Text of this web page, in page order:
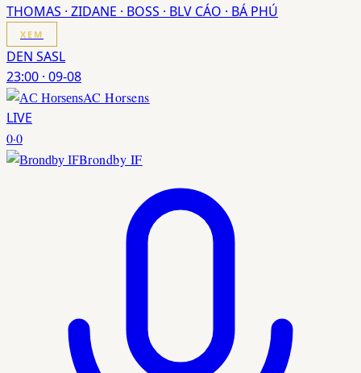
THOMAS · ZIDANE · BOSS · BLV CÁO · BÁ PHÚ
XEM
DEN SASL
23:00 · 09-08
AC Horsens
LIVE
0·0
Brondby IF